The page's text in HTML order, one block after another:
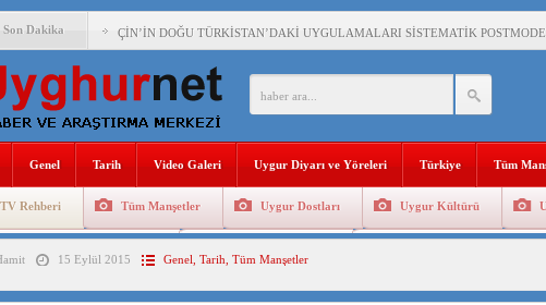
Son Dakika ÇİN’İN DOĞU TÜRKİSTAN’DAKİ UYGULAMALARI SİSTEMATİK
DİYANET AKADEMİSİ BAŞKANI DOÇ.DR.KAAN : DOĞU TÜRKİSTAN
ÇİN’İN UYGUR POLİTİKALARINI ÖVEN DİYANET AKADEMİSİ BAŞKANI’NA
MHP’DEN URUMÇİ KATLİAMI MESAJİ : 05.07.2009 URUMÇİ ŞEHİTLERİNİ
İŞGALCİ ÇİN’DEN “FETİHLER SULTANI MEHMET”DİZİSİNE GARİP SANSÜR
SAADET PARTİSİ İLÇE BAŞKANI : TEMMUZ AYI,DOĞU TÜRKİSTAN İÇİN
Genel Tarih Video Galeri Uygur Diyarı ve Yöreleri Türkiye Tüm
TV Rehberi Tüm Manşetler Uygur Dostları Uygur Kültürü
Uygurlarda Düğün ve Cenaze
15 Eylül 2015 Genel Tarih Tüm Manşetler